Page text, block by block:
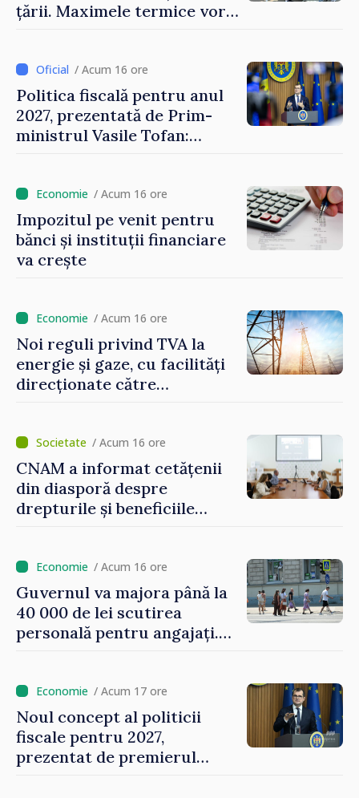
țării. Maximele termice vor
/ Acum 16 ore
Politica fiscală pentru anul
2027, prezentată de Prim-
ministrul Vasile Tofan:
taxare mai echitabilă
/ Acum 16 ore
Impozitul pe venit pentru
bănci și instituții financiare
va crește
/ Acum 16 ore
Noi reguli privind TVA la
energie și gaze, cu facilități
direcționate către
/ Acum 16 ore
CNAM a informat cetățenii
din diasporă despre
drepturile și beneficiile
/ Acum 16 ore
Guvernul va majora până la
40 000 de lei scutirea
personală pentru angajați.
oamenilor”/ Acum 17 ore
Noul concept al politicii
fiscale pentru 2027,
prezentat de premierul